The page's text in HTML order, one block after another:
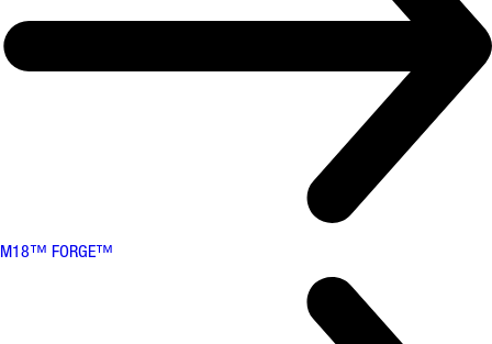
M18™ FORGE™